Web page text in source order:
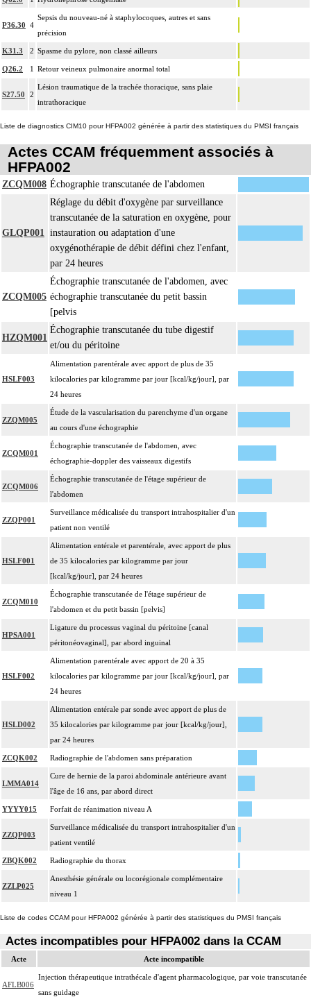
P36.30 4
Sepsis du nouveau-né à staphylocoques, autres et sans
précision
K31.3 2 Spasme du pylore, non classé ailleurs
Q26.2 1 Retour veineux pulmonaire anormal total
S27.50 2
Lésion traumatique de la trachée thoracique, sans plaie
intrathoracique
Liste de diagnostics CIM10 pour HFPA002 générée à partir des statistiques du PMSI français
Actes CCAM fréquemment associés à
HFPA002
ZCQM008 Échographie transcutanée de l'abdomen
GLQP001
Réglage du débit d'oxygène par surveillance
transcutanée de la saturation en oxygène, pour
instauration ou adaptation d'une
oxygénothérapie de débit défini chez l'enfant,
par 24 heures
ZCQM005
Échographie transcutanée de l'abdomen, avec
échographie transcutanée du petit bassin
[pelvis
HZQM001
Échographie transcutanée du tube digestif
et/ou du péritoine
HSLF003
Alimentation parentérale avec apport de plus de 35
kilocalories par kilogramme par jour [kcal/kg/jour], par
24 heures
ZZQM005
Étude de la vascularisation du parenchyme d'un organe
au cours d'une échographie
ZCQM001
Échographie transcutanée de l'abdomen, avec
échographie-doppler des vaisseaux digestifs
ZCQM006
Échographie transcutanée de l'étage supérieur de
l'abdomen
ZZQP001
Surveillance médicalisée du transport intrahospitalier d'un
patient non ventilé
HSLF001
Alimentation entérale et parentérale, avec apport de plus
de 35 kilocalories par kilogramme par jour
[kcal/kg/jour], par 24 heures
ZCQM010
Échographie transcutanée de l'étage supérieur de
l'abdomen et du petit bassin [pelvis]
HPSA001
Ligature du processus vaginal du péritoine [canal
péritonéovaginal], par abord inguinal
HSLF002
Alimentation parentérale avec apport de 20 à 35
kilocalories par kilogramme par jour [kcal/kg/jour], par
24 heures
HSLD002
Alimentation entérale par sonde avec apport de plus de
35 kilocalories par kilogramme par jour [kcal/kg/jour],
par 24 heures
ZCQK002 Radiographie de l'abdomen sans préparation
LMMA014
Cure de hernie de la paroi abdominale antérieure avant
l'âge de 16 ans, par abord direct
YYYY015 Forfait de réanimation niveau A
ZZQP003
Surveillance médicalisée du transport intrahospitalier d'un
patient ventilé
ZBQK002 Radiographie du thorax
ZZLP025
Anesthésie générale ou locorégionale complémentaire
niveau 1
Liste de codes CCAM pour HFPA002 générée à partir des statistiques du PMSI français
Actes incompatibles pour HFPA002 dans la CCAM
Acte Acte incompatible
AFLB006
Injection thérapeutique intrathécale d'agent pharmacologique, par voie transcutanée
sans guidage